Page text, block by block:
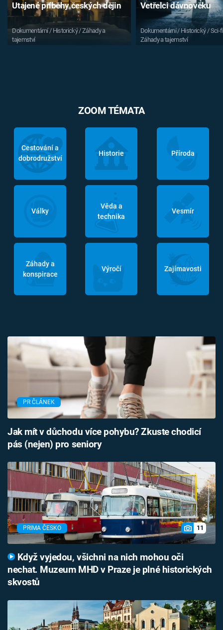
Utajené příběhy českých dějin
Dokumentární / Historický / Záhady a
tajemství
Vetřelci dávnověku
Dokumentární / Historický / Sci-
Záhady a tajemství
ZOOM TÉMATA
Cestování a
dobrodružství
Historie Příroda
Války
Věda a
technika
Vesmír
Záhady a
konspirace
Výročí Zajímavosti
PR ČLÁNEK
Jak mít v důchodu více pohybu? Zkuste chodicí
pás (nejen) pro seniory
PRIMA ČESKO 11
Když vyjedou, všichni na nich mohou oči
nechat. Muzeum MHD v Praze je plné historických
skvostů